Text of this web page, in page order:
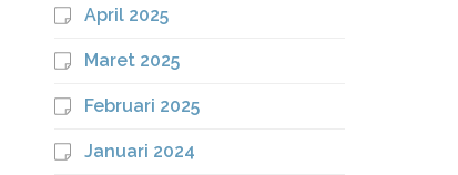
April 2025
Maret 2025
Februari 2025
Januari 2024